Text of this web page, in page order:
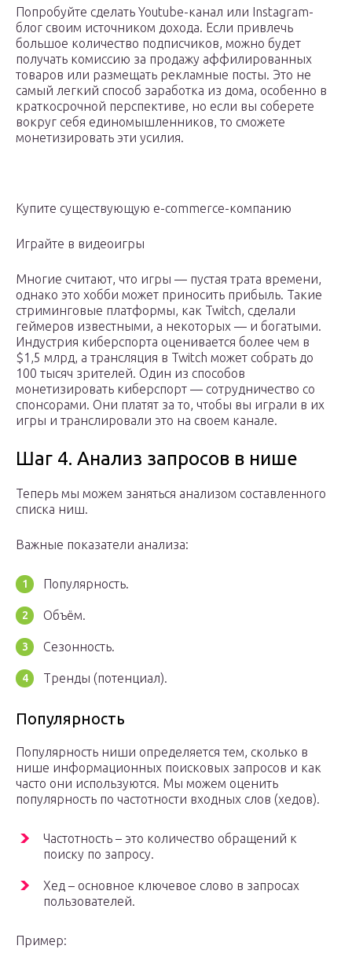
Попробуйте сделать Youtube-канал или Instagram-
блог своим источником дохода. Если привлечь
большое количество подписчиков, можно будет
получать комиссию за продажу аффилированных
товаров или размещать рекламные посты. Это не
самый легкий способ заработка из дома, особенно в
краткосрочной перспективе, но если вы соберете
вокруг себя единомышленников, то сможете
монетизировать эти усилия.
Купите существующую e-commerce-компанию
Играйте в видеоигры
Многие считают, что игры — пустая трата времени,
однако это хобби может приносить прибыль. Такие
стриминговые платформы, как Twitch, сделали
геймеров известными, а некоторых — и богатыми.
Индустрия киберспорта оценивается более чем в
$1,5 млрд, а трансляция в Twitch может собрать до
100 тысяч зрителей. Один из способов
монетизировать киберспорт — сотрудничество со
спонсорами. Они платят за то, чтобы вы играли в их
игры и транслировали это на своем канале.
Шаг 4. Анализ запросов в нише
Теперь мы можем заняться анализом составленного
списка ниш.
Важные показатели анализа:
Популярность.
Объём.
Сезонность.
Тренды (потенциал).
Популярность
Популярность ниши определяется тем, сколько в
нише информационных поисковых запросов и как
часто они используются. Мы можем оценить
популярность по частотности входных слов (хедов).
Частотность – это количество обращений к
поиску по запросу.
Хед – основное ключевое слово в запросах
пользователей.
Пример: